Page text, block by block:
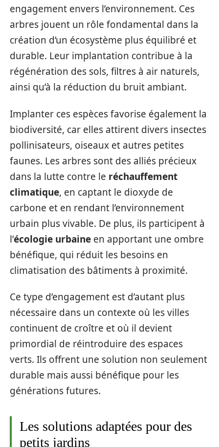
engagement envers l’environnement. Ces
arbres jouent un rôle fondamental dans la
création d’un écosystème plus équilibré et
durable. Leur implantation contribue à la
régénération des sols, filtres à air naturels,
ainsi qu’à la réduction du bruit ambiant.
Implanter ces espèces favorise également la
biodiversité, car elles attirent divers insectes
pollinisateurs, oiseaux et autres petites
faunes. Les arbres sont des alliés précieux
dans la lutte contre le réchauffement
climatique, en captant le dioxyde de
carbone et en rendant l’environnement
urbain plus vivable. De plus, ils participent à
l’écologie urbaine en apportant une ombre
bénéfique, qui réduit les besoins en
climatisation des bâtiments à proximité.
Ce type d’engagement est d’autant plus
nécessaire dans un contexte où les villes
continuent de croître et où il devient
primordial de réintroduire des espaces
verts. Ils offrent une solution non seulement
durable mais aussi bénéfique pour les
générations futures.
Les solutions adaptées pour des
petits jardins